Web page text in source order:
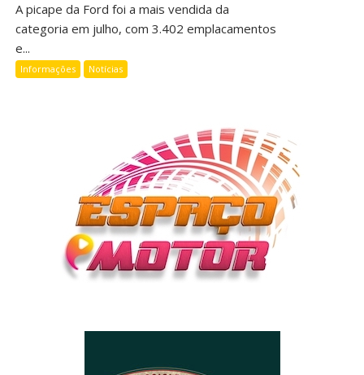
A picape da Ford foi a mais vendida da
categoria em julho, com 3.402 emplacamentos
e...
Informações Notícias